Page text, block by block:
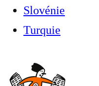
Slovénie
Turquie